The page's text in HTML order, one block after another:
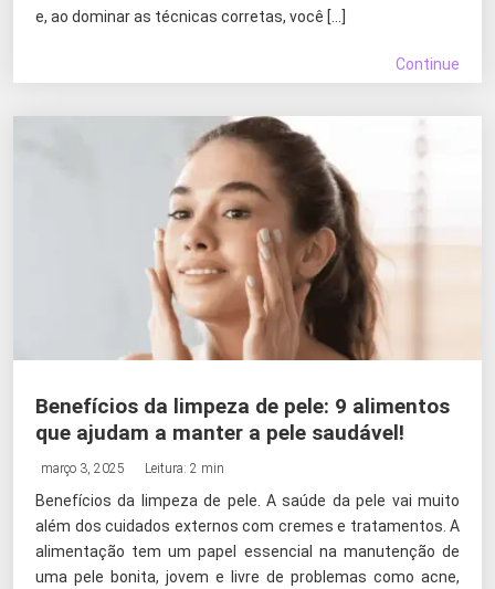
e, ao dominar as técnicas corretas, você […]
Continue
Benefícios da limpeza de pele: 9 alimentos
que ajudam a manter a pele saudável!
março 3, 2025 Leitura: 2 min
Benefícios da limpeza de pele. A saúde da pele vai muito
além dos cuidados externos com cremes e tratamentos. A
alimentação tem um papel essencial na manutenção de
uma pele bonita, jovem e livre de problemas como acne,